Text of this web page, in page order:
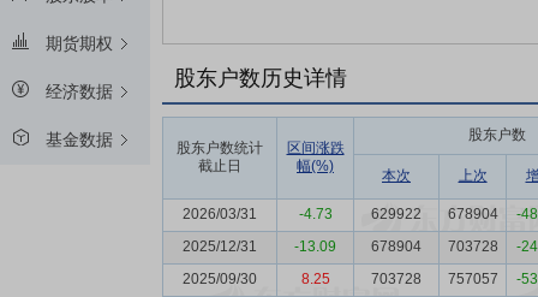
期货期权
经济数据
基金数据
股东户数历史详情
股东户数统计
截止日
区间涨跌
幅(%)
股东户数
本次 上次
2026/03/31 -4.73 629922 678904
-
2025/12/31
-13.09 678904 703728
-
2025/09/30
8.25 703728 757057
-